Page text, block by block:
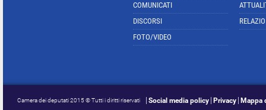
COMUNICATI
DISCORSI
FOTO/VIDEO
Camera dei deputati 2015 © Tutti i diritti riservati Social media policy Privacy Mappa